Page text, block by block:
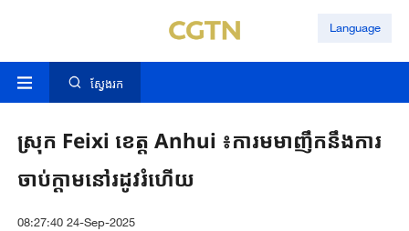
Language
ស្វែងរក
ស្រុក Feixi ខេត្ត Anhui ៖ការមមាញឹកនឹងការ
ចាប់ក្តាមនៅរដូវរំហើយ
08:27:40 24-Sep-2025